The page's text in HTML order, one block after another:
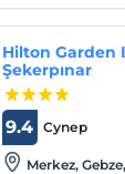
yararlanabilirler.
Hilton Garden
Şekerpınar
Супер
9.4
Merkez,